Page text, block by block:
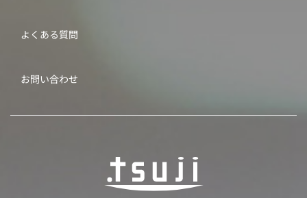
よくある質問
お問い合わせ